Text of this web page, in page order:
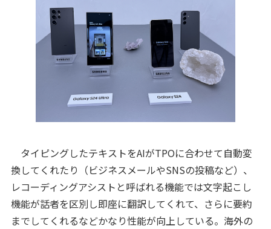
タイピングしたテキストをAIがTPOに合わせて自動変
換してくれたり（ビジネスメールやSNSの投稿など）、
レコーディングアシストと呼ばれる機能では文字起こし
機能が話者を区別し即座に翻訳してくれて、さらに要約
までしてくれるなどかなり性能が向上している。海外の